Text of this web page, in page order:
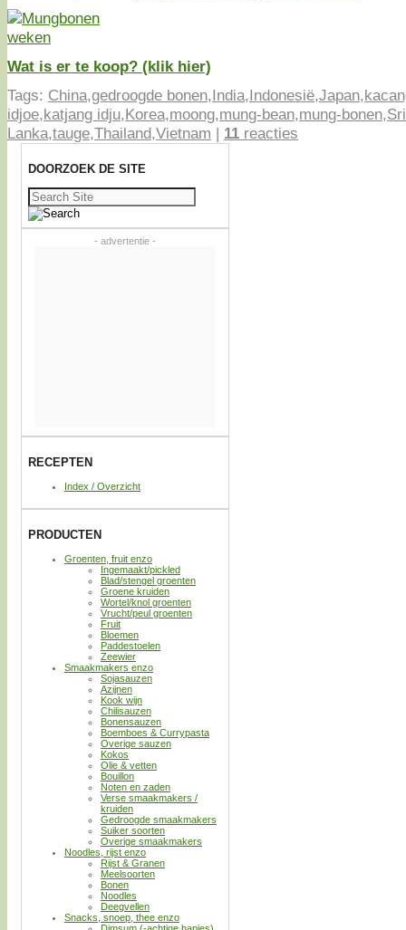
Wat is er te koop? (klik hier)
Tags: China,gedroogde bonen,India,Indonesië,Japan,
idjoe,katjang idju,Korea,moong,mung-bean,mung-bonen,Sri
Lanka,tauge,Thailand,Vietnam | 11 reacties
DOORZOEK DE SITE
Zoeken
naar:
- advertentie -
RECEPTEN
Index / Overzicht
PRODUCTEN
Groenten, fruit enzo
Ingemaakt/pickled
Blad/stengel groenten
Groene kruiden
Wortel/knol groenten
Vrucht/peul groenten
Fruit
Bloemen
Paddestoelen
Zeewier
Smaakmakers enzo
Sojasauzen
Azijnen
Kook wijn
Chilisauzen
Bonensauzen
Boemboes & Currypasta
Overige sauzen
Kokos
Olie & vetten
Bouillon
Noten en zaden
Verse smaakmakers /
kruiden
Gedroogde smaakmakers
Suiker soorten
Overige smaakmakers
Noodles, rijst enzo
Rijst & Granen
Meelsoorten
Bonen
Noodles
Deegvellen
Snacks, snoep, thee enzo
Dimsum (-achtige hapjes)